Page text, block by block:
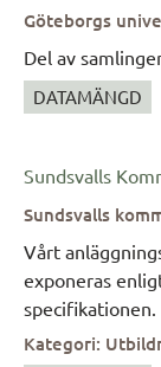
Göteborgs
Del av
DATAMÄNGD
Sundsvalls
Sundsvalls
Vårt
exponeras
specifikationen.
Kategori: